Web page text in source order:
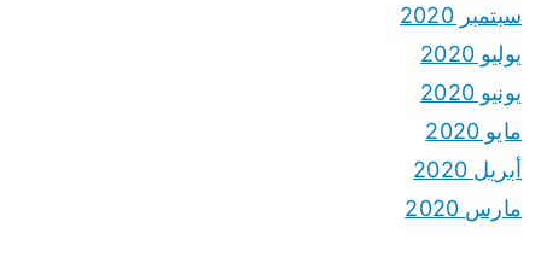
سبتمبر 2020
يوليو 2020
يونيو 2020
مايو 2020
أبريل 2020
مارس 2020